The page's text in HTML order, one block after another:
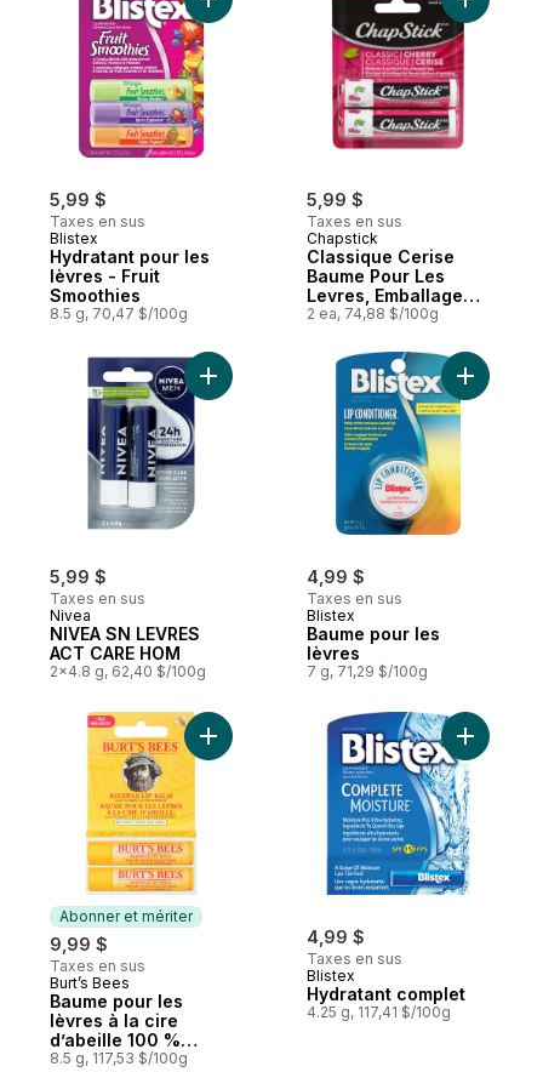
5,99 $
Taxes en sus
Blistex
Hydratant pour les
lèvres - Fruit
Smoothies
8.5 g, 70,47 $/100g
Ajouter Hydratant pour les lèvres - Fruit
5,99 $
Taxes en sus
Chapstick
Classique Cerise
Baume Pour Les
Levres, Emballage
De 2
2 ea, 74,88 $/100g
Ajouter
5,99 $
Taxes en sus
Nivea
NIVEA SN LEVRES
ACT CARE HOM
2x4.8 g, 62,40 $/100g
Ajouter NIVEA SN LEVRES ACT CARE
4,99 $
Taxes en sus
Blistex
Baume pour les
lèvres
7 g, 71,29 $/100g
Ajouter
Abonner et mériter
9,99 $
Taxes en sus
Abonner et mériter
Burt’s Bees
Baume pour les
lèvres à la cire
d’abeille 100 %
naturel
8.5 g, 117,53 $/100g
Ajouter Baume pour les lèvres à la cire
4,99 $
Taxes en sus
Blistex
Hydratant complet
4.25 g, 117,41 $/100g
Ajouter